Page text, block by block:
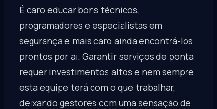
É caro educar bons técnicos,
programadores e especialistas em
segurança e mais caro ainda encontrá-los
prontos por aí. Garantir serviços de ponta
requer investimentos altos e nem sempre
esta equipe terá com o que trabalhar,
deixando gestores com uma sensação de